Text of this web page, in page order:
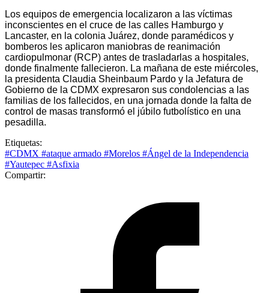
Los equipos de emergencia localizaron a las víctimas
inconscientes en el cruce de las calles Hamburgo y
Lancaster, en la colonia Juárez, donde paramédicos y
bomberos les aplicaron maniobras de reanimación
cardiopulmonar (RCP) antes de trasladarlas a hospitales,
donde finalmente fallecieron. La mañana de este miércoles,
la presidenta Claudia Sheinbaum Pardo y la Jefatura de
Gobierno de la CDMX expresaron sus condolencias a las
familias de los fallecidos, en una jornada donde la falta de
control de masas transformó el júbilo futbolístico en una
pesadilla.
Etiquetas:
#CDMX #ataque armado #Morelos #Ángel de la Independencia
#Yautepec #Asfixia
Compartir: